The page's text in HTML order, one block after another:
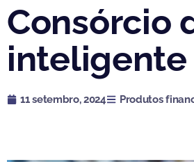
Consórcio
inteligente
11 setembro, 2024 Produtos